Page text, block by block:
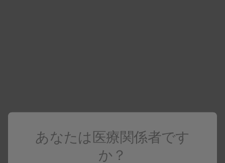
あなたは医療関係者です
か？